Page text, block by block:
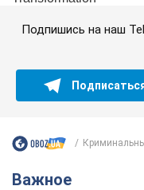
Подпишись на наш
Важное